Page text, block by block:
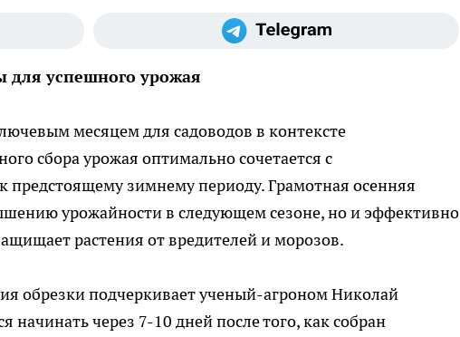
для успешного урожая
месяцем для садоводов в контексте
сбора урожая оптимально сочетается с
предстоящему зимнему периоду. Грамотная осенняя
урожайности в следующем сезоне, но и эффективно
растения от вредителей и морозов.
обрезки подчеркивает ученый-агроном Николай
начинать через 7-10 дней после того, как собран